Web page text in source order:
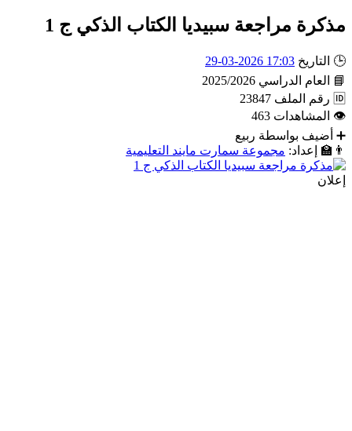
مذكرة مراجعة سبيديا الكتاب الذكي ج 1
🕒 التاريخ 17:03 2026-03-29
📘
العام الدراسي 2025/2026
🆔 رقم الملف 23847
👁
المشاهدات 463
➕
أضيف بواسطة ربيع
👨‍🏫
إعداد: مجموعة سمارت مايند التعليمية
إعلان